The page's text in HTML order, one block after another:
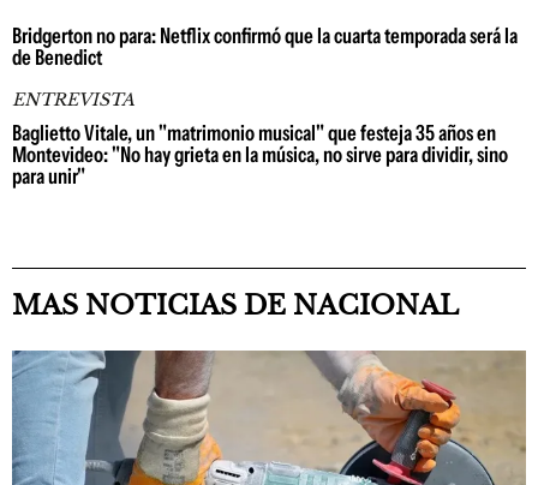
Bridgerton no para: Netflix confirmó que la cuarta temporada será la
de Benedict
ENTREVISTA
Baglietto Vitale, un "matrimonio musical" que festeja 35 años en
Montevideo: "No hay grieta en la música, no sirve para dividir, sino
para unir"
MAS NOTICIAS DE NACIONAL